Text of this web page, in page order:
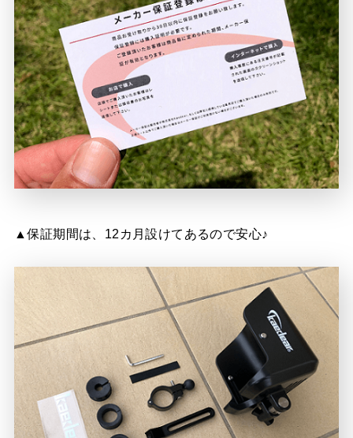
▲保証期間は、12カ月設けてあるので安心♪